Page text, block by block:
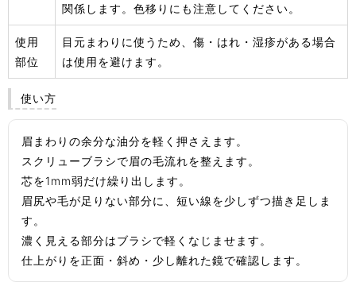
関係します。色移りにも注意してください。
使用
部位
目元まわりに使うため、傷・はれ・湿疹がある場合
は使用を避けます。
使い方
眉まわりの余分な油分を軽く押さえます。
スクリューブラシで眉の毛流れを整えます。
芯を1mm弱だけ繰り出します。
眉尻や毛が足りない部分に、短い線を少しずつ描き足しま
す。
濃く見える部分はブラシで軽くなじませます。
仕上がりを正面・斜め・少し離れた鏡で確認します。